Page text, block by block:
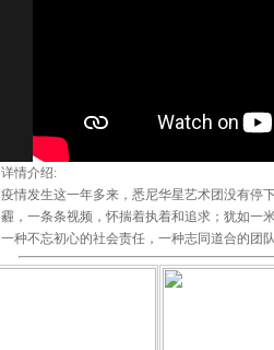
详情介绍:
疫情发生这一年多来，悉尼华星艺术团没有停
霾，一条条视频，怀揣着执着和追求；犹如一
一种不忘初心的社会责任，一种志同道合的团